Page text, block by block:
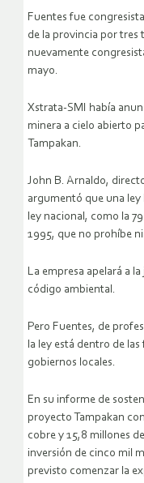
Fuentes fue
de la provincia por tres
nuevamente
mayo.
Xstrata-SMI había
minera a cielo abierto
Tampakan.
John B. Arnaldo,
argumentó que una ley
ley nacional, como la
1995, que no prohíbe
La empresa apelará a
código ambiental.
Pero Fuentes, de
la ley está dentro de
gobiernos locales.
En su informe de
proyecto Tampakan
cobre y 15,8 millones
inversión de cinco mil
previsto comenzar la